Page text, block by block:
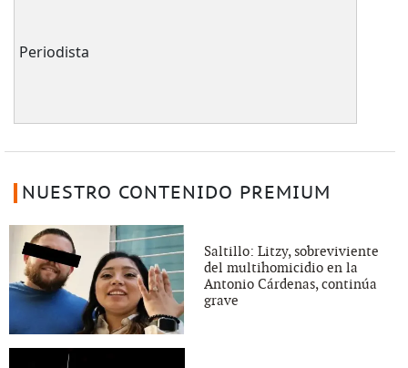
Periodista
NUESTRO CONTENIDO PREMIUM
Saltillo: Litzy, sobreviviente
del multihomicidio en la
Antonio Cárdenas, continúa
grave